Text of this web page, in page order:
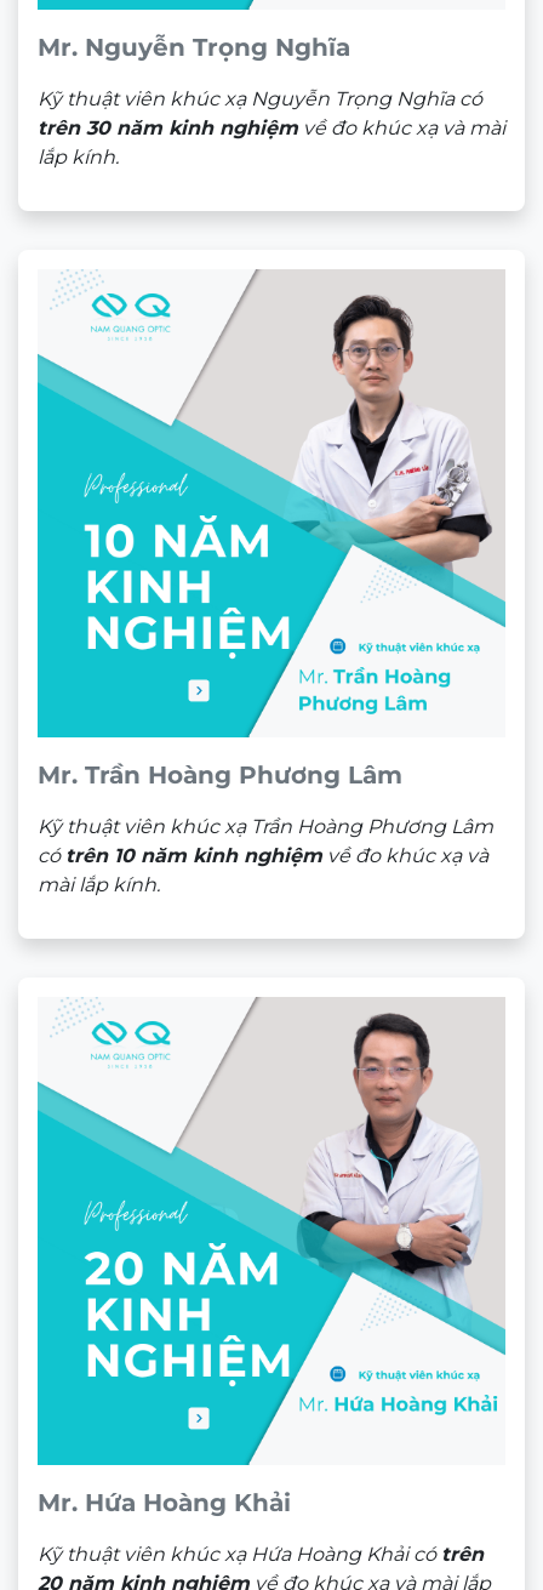
Mr. Nguyễn Trọng Nghĩa
Kỹ thuật viên khúc xạ Nguyễn Trọng Nghĩa có
trên 30 năm kinh nghiệm về đo khúc xạ và mài
lắp kính.
Mr. Trần Hoàng Phương Lâm
Kỹ thuật viên khúc xạ Trần Hoàng Phương Lâm
có trên 10 năm kinh nghiệm về đo khúc xạ và
mài lắp kính.
Mr. Hứa Hoàng Khải
Kỹ thuật viên khúc xạ Hứa Hoàng Khải có trên
20 năm kinh nghiệm về đo khúc xạ và mài lắp